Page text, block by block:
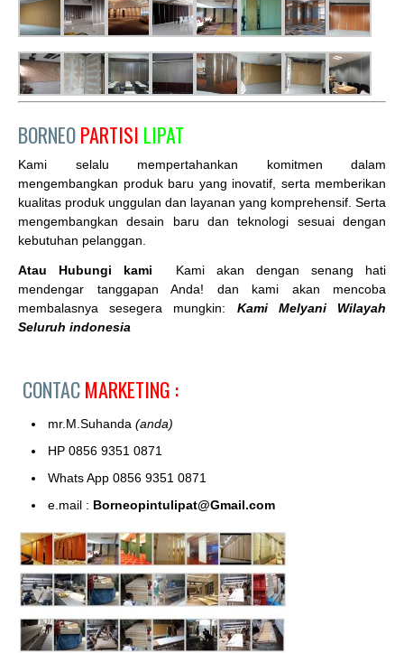
BORNEOPARTISI LIPAT
Kami selalu mempertahankan komitmen dalam
mengembangkan produk baru yang inovatif, serta memberikan
kualitas produk unggulan dan layanan yang komprehensif. Serta
mengembangkan desain baru dan teknologi sesuai dengan
kebutuhan pelanggan.
Atau Hubungi kami
Kami akan dengan senang hati
mendengar tanggapan Anda! dan kami akan mencoba
membalasnya sesegera mungkin: Kami Melyani Wilayah
Seluruh indonesia
CONTACMARKETING :
mr.M.Suhanda (anda)
HP 0856 9351 0871
Whats App 0856 9351 0871
e.mail : Borneopintulipat@Gmail.com